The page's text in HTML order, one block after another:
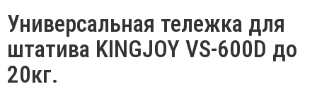
Универсальная тележка для
штатива KINGJOY VS-600D до
20кг.